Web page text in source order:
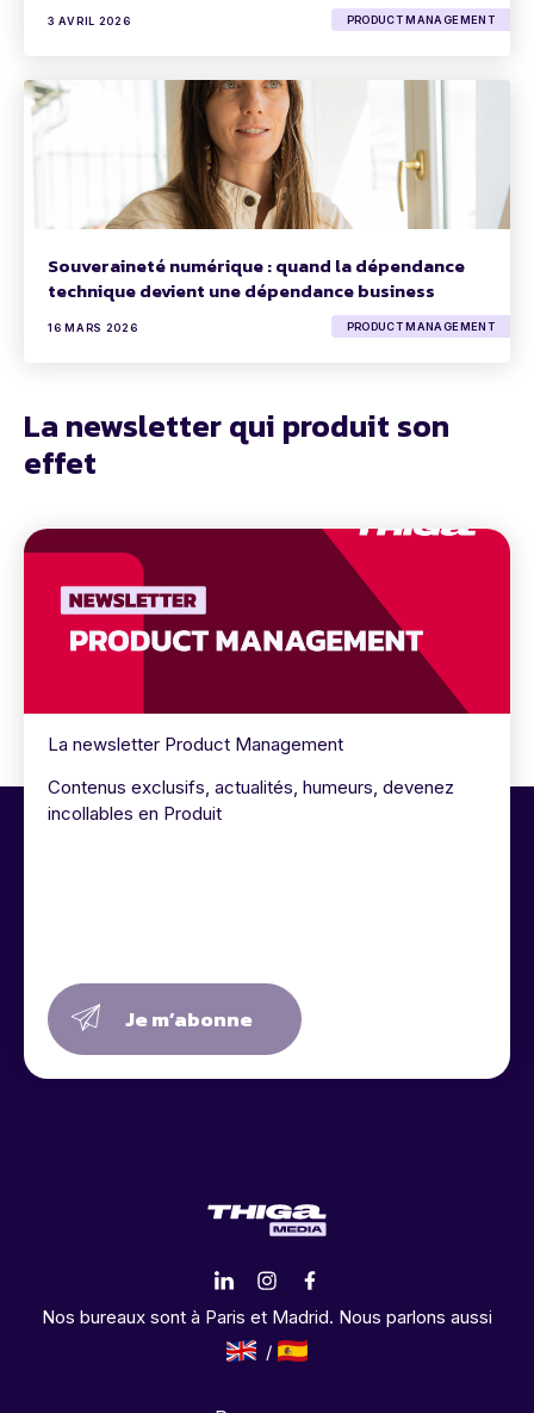
3 AVRIL 2026 PRODUCT MANAGEMENT
Souveraineté numérique : quand la dépendance
technique devient une dépendance business
16 MARS 2026 PRODUCT MANAGEMENT
La newsletter qui produit son
effet
La newsletter Product Management
Contenus exclusifs, actualités, humeurs, devenez
incollables en Produit
Je m’abonne
Nos bureaux sont à Paris et Madrid. Nous parlons aussi